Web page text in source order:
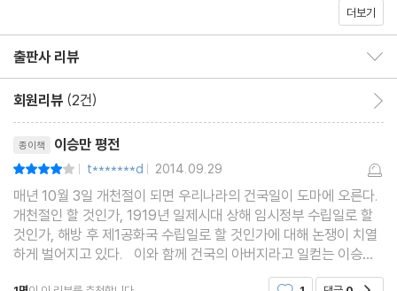
대한민국의 초대 대통령
6·25 남침으로 국가가 사라질 위기
동맹국을 얻기 위한 벼랑 끝 전술
자유민주주의의 실험
국가 발전의 초석을 놓다
물러날 때를 놓친 것이 큰 죄
"
더보기
출판사 리뷰
회원리뷰 (2건)
종이책 이승만 평전
| t*******d | 2014.09.29
매년 10월 3일 개천절이 되면 우리나라의 건국일이 도마에 오른다.
개천절인 할 것인가, 1919년 일제시대 상해 임시정부 수립일로 할
것인가, 해방 후 제1공화국 수립일로 할 것인가에 대해 논쟁이 치열
하게 벌어지고 있다. 이와 함께 건국의 아버지라고 일컫는 이승만
에 대한 평가도 보수와 진보 진영이 서로 팽팽하게 대립하고 있다.